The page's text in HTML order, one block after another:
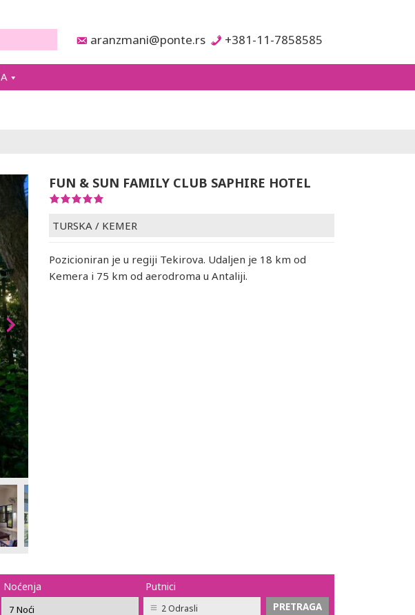
aranzmani@ponte.rs +381-11-7858585
FUN & SUN FAMILY CLUB SAPHIRE HOTEL
TURSKA / KEMER
Pozicioniran je u regiji Tekirova. Udaljen je 18 km od
Kemera i 75 km od aerodroma u Antaliji.
Noćenja Putnici
2 Odrasli